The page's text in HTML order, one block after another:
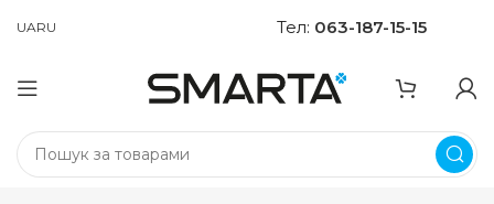
UARU Тел: 063-187-15-15